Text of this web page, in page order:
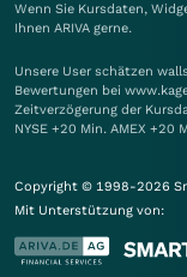
Wenn Sie Kursdaten,
Ihnen ARIVA gerne.
Unsere User schätzen
Bewertungen bei
Zeitverzögerung der
NYSE +20 Min. AMEX +20
Copyright © 1998-2026
Mit Unterstützung von: